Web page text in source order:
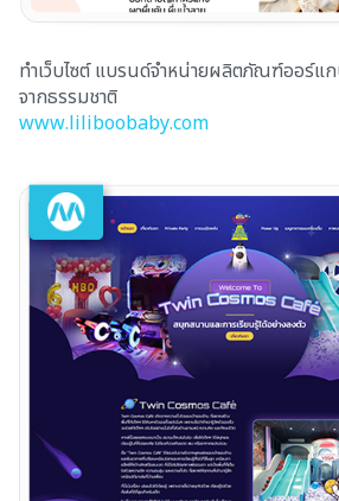
ทำเว็บไซต์ แบรนด์จำหน่ายผลิตภัณฑ์ออร์แ
จากธรรมชาติ
www.liliboobaby.com